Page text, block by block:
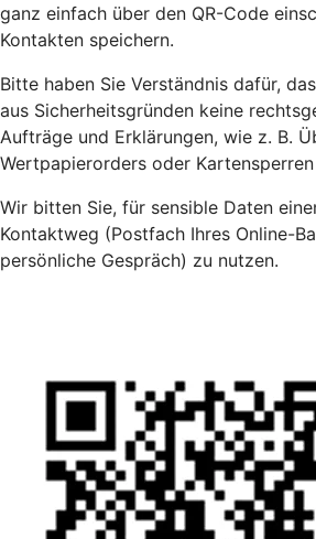
ganz einfach über den QR-Code
Kontakten speichern.
Bitte haben Sie Verständnis dafür,
aus Sicherheitsgründen keine
Aufträge und Erklärungen, wie z. B.
Wertpapierorders oder
Wir bitten Sie, für sensible Daten
Kontaktweg (Postfach Ihres Online-
persönliche Gespräch) zu nutzen.